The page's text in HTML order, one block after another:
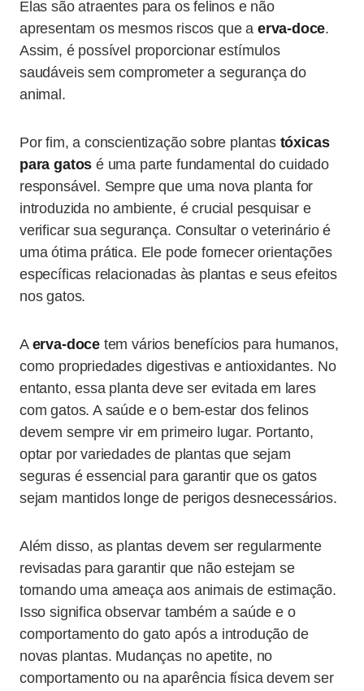
Elas são atraentes para os felinos e não
apresentam os mesmos riscos que a erva-doce.
Assim, é possível proporcionar estímulos
saudáveis sem comprometer a segurança do
animal.
Por fim, a conscientização sobre plantas tóxicas
para gatos é uma parte fundamental do cuidado
responsável. Sempre que uma nova planta for
introduzida no ambiente, é crucial pesquisar e
verificar sua segurança. Consultar o veterinário é
uma ótima prática. Ele pode fornecer orientações
específicas relacionadas às plantas e seus efeitos
nos gatos.
A erva-doce tem vários benefícios para humanos,
como propriedades digestivas e antioxidantes. No
entanto, essa planta deve ser evitada em lares
com gatos. A saúde e o bem-estar dos felinos
devem sempre vir em primeiro lugar. Portanto,
optar por variedades de plantas que sejam
seguras é essencial para garantir que os gatos
sejam mantidos longe de perigos desnecessários.
Além disso, as plantas devem ser regularmente
revisadas para garantir que não estejam se
tornando uma ameaça aos animais de estimação.
Isso significa observar também a saúde e o
comportamento do gato após a introdução de
novas plantas. Mudanças no apetite, no
comportamento ou na aparência física devem ser